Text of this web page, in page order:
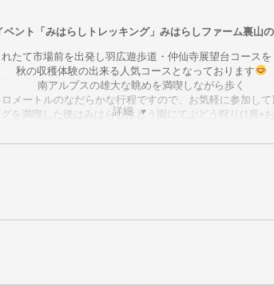
詳細
ント「みはらしトレッキング」みはらしファーム裏山
たて市場前を出発し羽広遊歩道・仲仙寺展望台コースを
秋の収穫体験の出来る人気コースとなっております
南アルプスの雄大な眺めを満喫しながら歩く
メートルのなだらかな行程ですので、お気軽に参加して
を満喫した後はみはらしぶどう園にてぶどう狩り(1房+
ときのこ汁の昼食サービス&お土産
付きの素晴らし
※予約の受付は9/20(火)9：00開始となります